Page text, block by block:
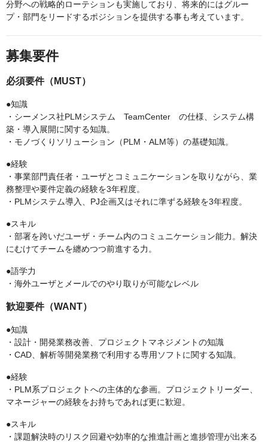
分野への戦略的ローテションも実施しており、将来的にはグルー
プ・部門をリードするポジションを提供する事も考えています。
募集要件
必須要件（MUST）
●知識
・シーメンス社PLMシステム TeamCenter の仕様、システム構
築・導入展開に関する知識。
・モノづくりソリューション（PLM・ALM等）の基礎知識。
●経験
・事業部門責任者・ユーザとコミュニケーションを取りながら、業
務整理や要件定義の経験を3年程度。
・PLMシステム導入、PJ企画又はそれに準ずる経験を3年程度。
●スキル
・部署を跨いだユーザ・チーム内のコミュニケーション能力。解決
にむけてチームを纏めつつ前進する力。
●語学力
・海外ユーザとメールでのやり取りが可能なレベル
歓迎要件（WANT）
●知識
・設計・開発業務改善、プロジェクトマネジメントの知識
・CAD、解析等開発業務で利用する専用ソフトに関する知識。
●経験
・PLM系プロジェクトへの主体的な参画。プロジェクトリーダー、
マネージャーの経験をお持ちであれば更に歓迎。
●スキル
・課題解決時のリスク回避や効率的な推進計画と進捗管理が出来る